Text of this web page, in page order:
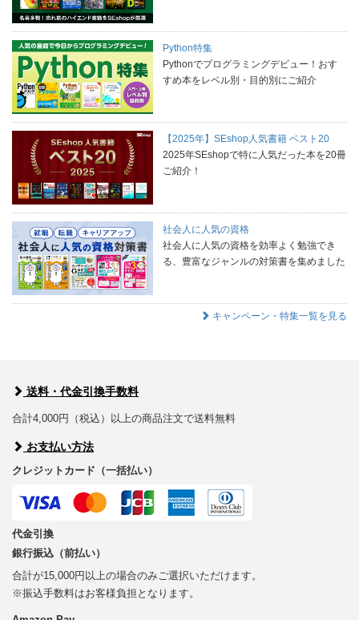
Python特集
Pythonでプログラミングデビュー！おす
すめ本をレベル別・目的別にご紹介
【2025年】SEshop人気書籍 ベスト20
2025年SEshopで特に人気だった本を20冊
ご紹介！
社会人に人気の資格
社会人に人気の資格を効率よく勉強でき
る、豊富なジャンルの対策書を集めました
キャンペーン・特集一覧を見る
送料・代金引換手数料
合計4,000円（税込）以上の商品注文で送料無料
お支払い方法
クレジットカード（一括払い）
代金引換
銀行振込（前払い）
合計が15,000円以上の場合のみご選択いただけます。
※振込手数料はお客様負担となります。